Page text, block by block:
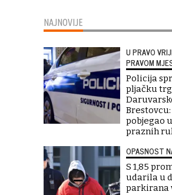
NAJNOVIJE
U PRAVO
PRAVOM
Policija
pljačku
pobjegao
praznih
OPASNOST
S 1,85
udarila u
parkirana